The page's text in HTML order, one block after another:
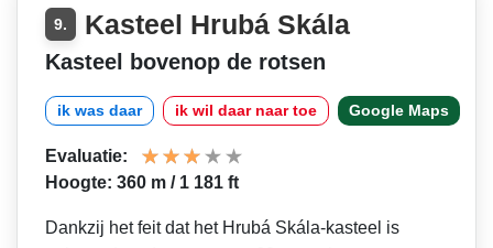
9. Kasteel Hrubá Skála
Kasteel bovenop de rotsen
ik was daar ik wil daar naar toe Google Maps
Evaluatie:
Hoogte: 360 m / 1 181 ft
Dankzij het feit dat het Hrubá Skála-kasteel is